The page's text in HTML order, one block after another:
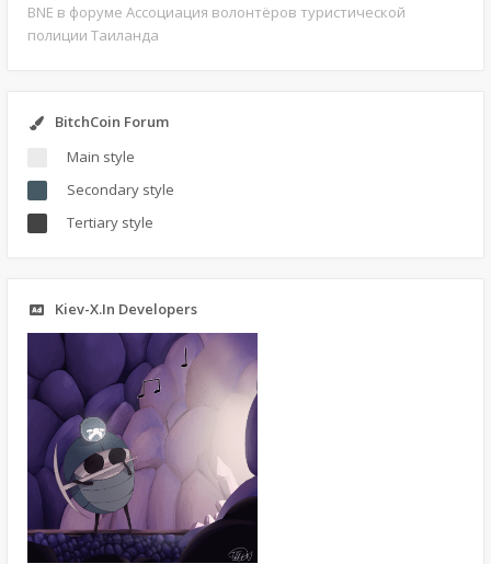
BNE в форуме Ассоциация волонтёров туристической
полиции Таиланда
BitchCoin Forum
Main style
Secondary style
Tertiary style
Kiev-X.In Developers